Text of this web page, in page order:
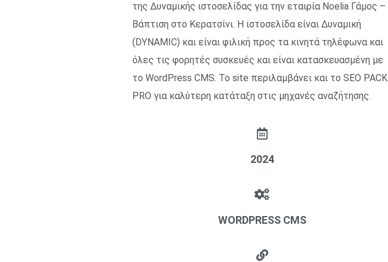
της Δυναμικής ιστοσελίδας για την εταιρία Noelia Γάμος –
Βάπτιση στο Κερατσίνι. Η ιστοσελίδα είναι Δυναμική
(DYNAMIC) και είναι φιλική προς τα κινητά τηλέφωνα και
όλες τις φορητές συσκευές και είναι κατασκευασμένη με
το WordPress CMS. Το site περιλαμβάνει και το SEO PACK
PRO για καλύτερη κατάταξη στις μηχανές αναζήτησης.
2024
WORDPRESS CMS